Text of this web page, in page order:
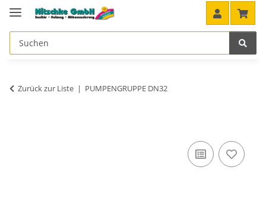
Zurück zur Liste PUMPENGRUPPE DN32